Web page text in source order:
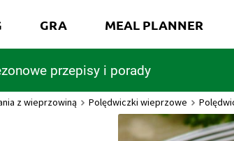
przepisy i porady
GRA MEAL PLANNER
z wieprzowiną Polędwiczki wieprzowe